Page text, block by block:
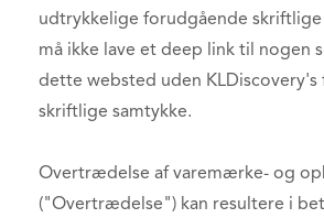
udtrykkelige forudgående skriftlige
må ikke lave et deep link til nogen
dette websted uden KLDiscovery's
skriftlige samtykke.
Overtrædelse af varemærke- og
("Overtrædelse") kan resultere i